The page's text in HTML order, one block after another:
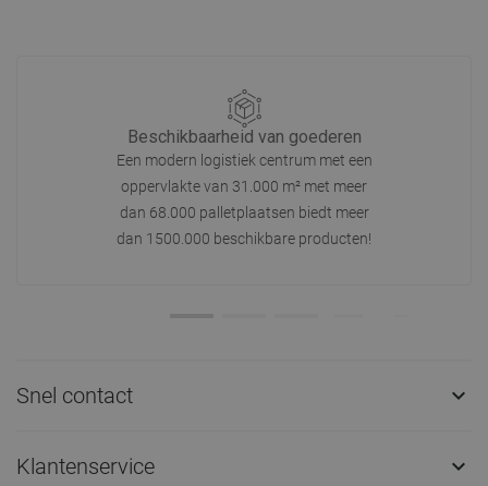
Beschikbaarheid van goederen
Een modern logistiek centrum met een
oppervlakte van 31.000 m² met meer
dan 68.000 palletplaatsen biedt meer
dan 1500.000 beschikbare producten!
Snel contact 
Klantenservice 